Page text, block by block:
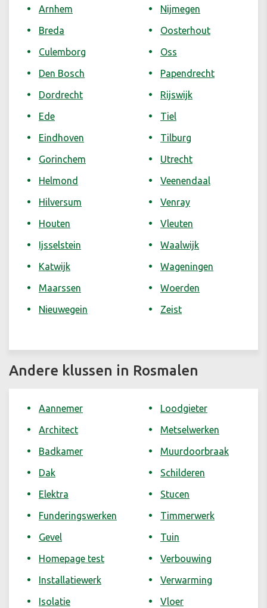
Arnhem
Breda
Culemborg
Den Bosch
Dordrecht
Ede
Eindhoven
Gorinchem
Helmond
Hilversum
Houten
Ijsselstein
Katwijk
Maarssen
Nieuwegein
Nijmegen
Oosterhout
Oss
Papendrecht
Rijswijk
Tiel
Tilburg
Utrecht
Veenendaal
Venray
Vleuten
Waalwijk
Wageningen
Woerden
Zeist
Andere klussen in Rosmalen
Aannemer
Architect
Badkamer
Dak
Elektra
Funderingswerken
Gevel
Homepage test
Installatiewerk
Isolatie
Loodgieter
Metselwerken
Muurdoorbraak
Schilderen
Stucen
Timmerwerk
Tuin
Verbouwing
Verwarming
Vloer